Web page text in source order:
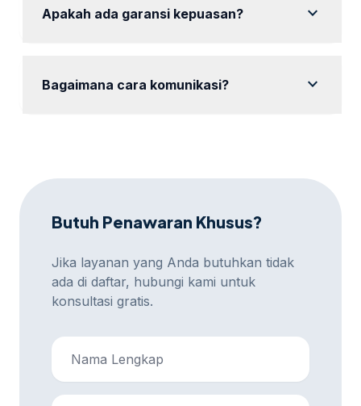
Apakah ada garansi kepuasan? expand_more
Bagaimana cara komunikasi? expand_more
Butuh Penawaran Khusus?
Jika layanan yang Anda butuhkan tidak
ada di daftar, hubungi kami untuk
konsultasi gratis.